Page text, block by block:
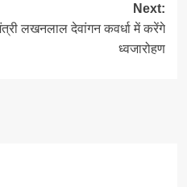
Next:
लखनलाल देवांगन कवर्धा में करेंगे
ध्वजारोहण